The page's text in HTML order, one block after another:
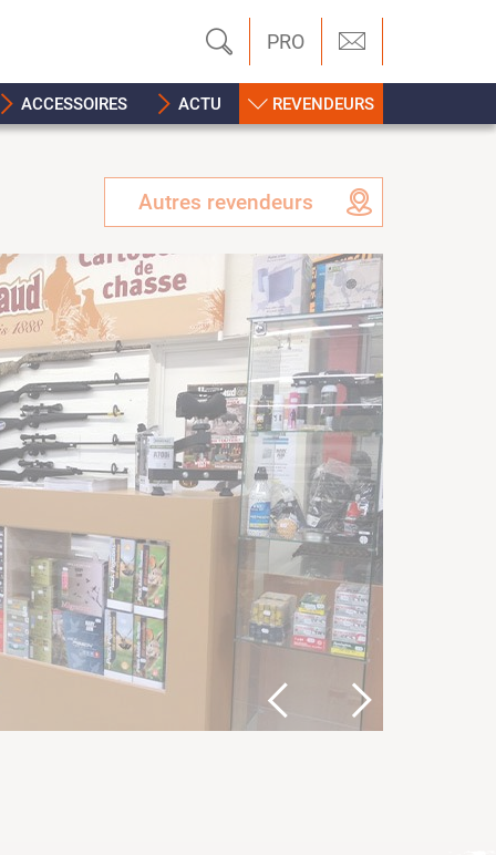
PRO
ACCESSOIRES ACTU REVENDEURS
Autres revendeurs
Previous Next